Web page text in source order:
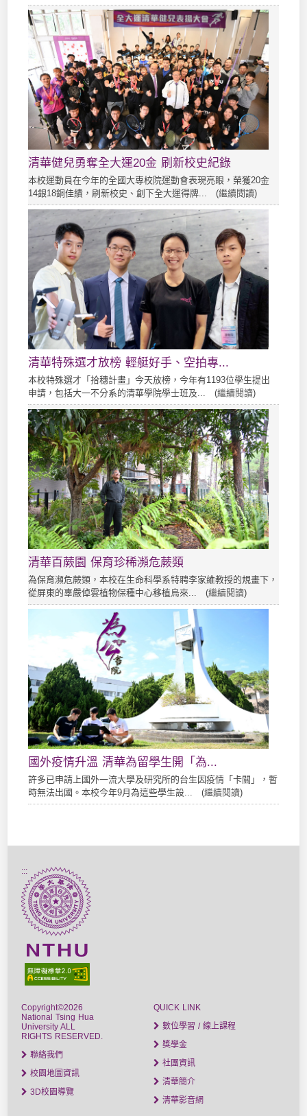
清華健兒勇奪全大運20金 刷新校史紀錄
本校運動員在今年的全國大專校院運動會表現亮眼，榮獲20金
14銀18銅佳績，刷新校史、創下全大運得牌... (繼續閱讀)
清華特殊選才放榜 輕艇好手、空拍專...
本校特殊選才「拾穗計畫」今天放榜，今年有1193位學生提出
申請，包括大一不分系的清華學院學士班及... (繼續閱讀)
清華百蕨園 保育珍稀瀕危蕨類
為保育瀕危蕨類，本校在生命科學系特聘李家維教授的規畫下，
從屏東的辜嚴倬雲植物保種中心移植烏來... (繼續閱讀)
國外疫情升溫 清華為留學生開「為...
許多已申請上國外一流大學及研究所的台生因疫情「卡關」，暫
時無法出國。本校今年9月為這些學生設... (繼續閱讀)
:::
Copyright©2026
National Tsing Hua
University ALL
RIGHTS RESERVED.
聯絡我們
校園地圖資訊
3D校園導覽
QUICK LINK
數位學習 / 線上課程
獎學金
社團資訊
清華簡介
清華影音網